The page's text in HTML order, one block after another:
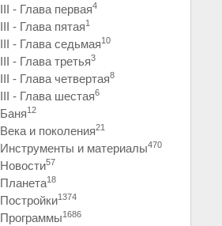
III - Глава первая4
III - Глава пятая1
III - Глава седьмая10
III - Глава третья3
III - Глава четвертая8
III - Глава шестая6
Баня12
Века и поколения21
Инструменты и материалы470
Новости57
Планета18
Постройки1374
Программы1686